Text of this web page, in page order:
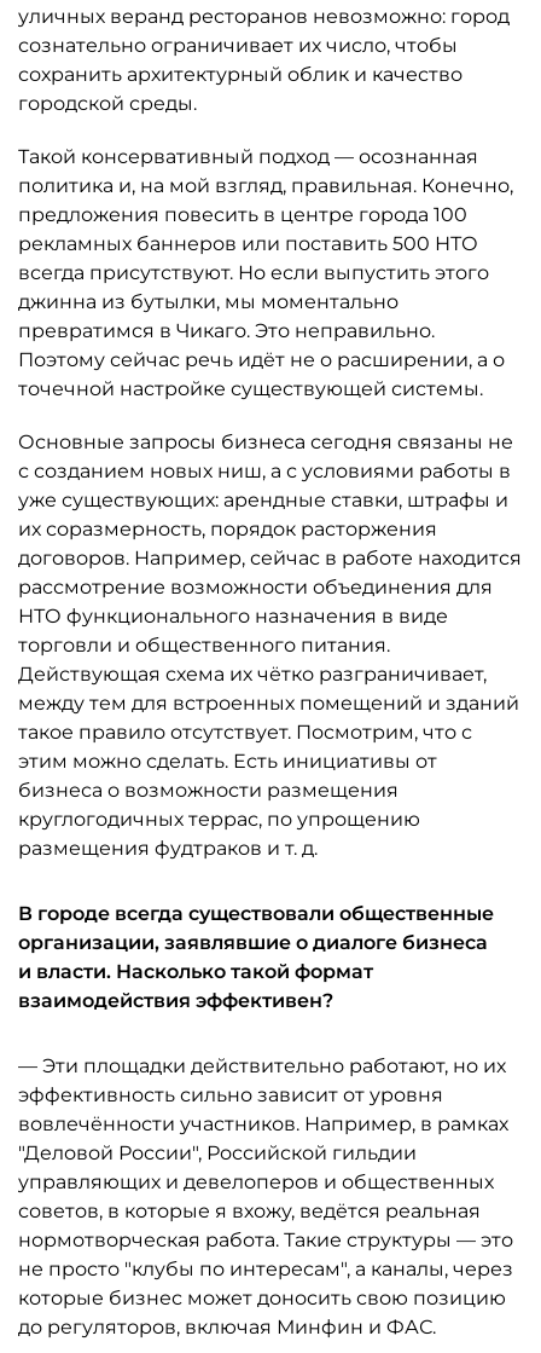
уличных веранд ресторанов невозможно: город
сознательно ограничивает их число, чтобы
сохранить архитектурный облик и качество
городской среды.
Такой консервативный подход — осознанная
политика и, на мой взгляд, правильная. Конечно,
предложения повесить в центре города 100
рекламных баннеров или поставить 500 НТО
всегда присутствуют. Но если выпустить этого
джинна из бутылки, мы моментально
превратимся в Чикаго. Это неправильно.
Поэтому сейчас речь идёт не о расширении, а о
точечной настройке существующей системы.
Основные запросы бизнеса сегодня связаны не
с созданием новых ниш, а с условиями работы в
уже существующих: арендные ставки, штрафы и
их соразмерность, порядок расторжения
договоров. Например, сейчас в работе находится
рассмотрение возможности объединения для
НТО функционального назначения в виде
торговли и общественного питания.
Действующая схема их чётко разграничивает,
между тем для встроенных помещений и зданий
такое правило отсутствует. Посмотрим, что с
этим можно сделать. Есть инициативы от
бизнеса о возможности размещения
круглогодичных террас, по упрощению
размещения фудтраков и т. д.
В городе всегда существовали общественные
организации, заявлявшие о диалоге бизнеса
и власти. Насколько такой формат
взаимодействия эффективен?
— Эти площадки действительно работают, но их
эффективность сильно зависит от уровня
вовлечённости участников. Например, в рамках
"Деловой России", Российской гильдии
управляющих и девелоперов и общественных
советов, в которые я вхожу, ведётся реальная
нормотворческая работа. Такие структуры — это
не просто "клубы по интересам", а каналы, через
которые бизнес может доносить свою позицию
до регуляторов, включая Минфин и ФАС.